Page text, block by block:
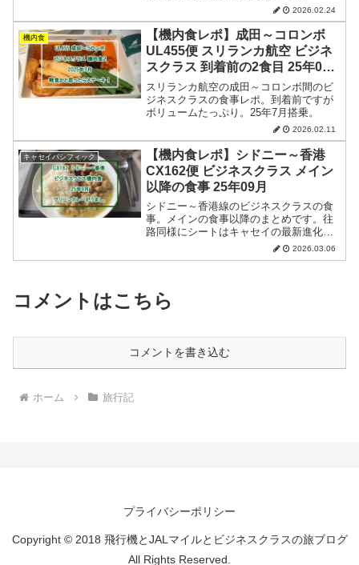
2026.02.24
機内食
【機内食レポ】成田～コロンボ
UL455便 スリランカ航空 ビジネ
スクラス 到着前の2食目 25年07
月
スリランカ航空の成田～コロンボ間のビ
ジネスクラスの食事レポ。到着前ですが
ボリュームたっぷり。25年7月搭乗。
2026.02.11
キャセイパシフィック
【機内食レポ】シドニー～香港
CX162便 ビジネスクラス メイン
以降の食事 25年09月
シドニー～香港線のビジネスクラスの食
事。メインの食事以降のまとめです。往
路同様にシートはキャセイの最新進化系
2026.03.06
コメントはこちら
コメントを書き込む
ホーム 旅行記
プライバシーポリシー
Copyright © 2018 飛行機とJALマイルとビジネスクラスの旅ブログ
All Rights Reserved.